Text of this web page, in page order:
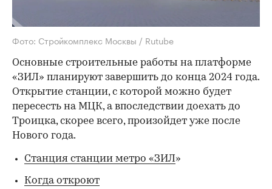
Фото: Стройкомплекс Москвы / Rutube
Основные строительные работы на платформе
«ЗИЛ» планируют завершить до конца 2024 года.
Открытие станции, с которой можно будет
пересесть на МЦК, а впоследствии доехать до
Троицка, скорее всего, произойдет уже после
Нового года.
Станция станции метро «ЗИЛ»
Когда откроют